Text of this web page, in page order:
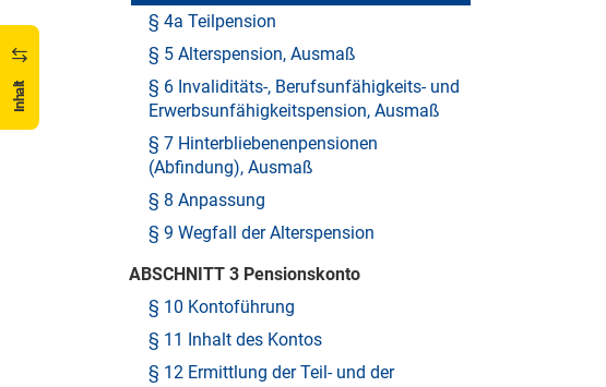
Inhalt
§ 4a Teilpension
§ 5 Alterspension, Ausmaß
§ 6 Invaliditäts-, Berufsunfähigkeits- und
Erwerbsunfähigkeitspension, Ausmaß
§ 7 Hinterbliebenenpensionen
(Abfindung), Ausmaß
§ 8 Anpassung
§ 9 Wegfall der Alterspension
ABSCHNITT 3 Pensionskonto
§ 10 Kontoführung
§ 11 Inhalt des Kontos
§ 12 Ermittlung der Teil- und der